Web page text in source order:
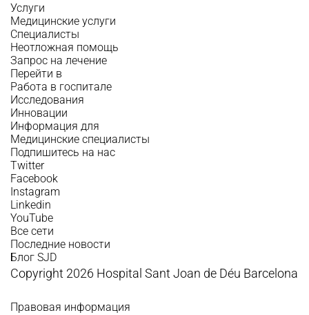
Услуги
Медицинские услуги
Специалисты
Неотложная помощь
Запрос на лечение
Перейти в
Работа в госпитале
Исследования
Инновации
Информация для
Медицинские специалисты
Подпишитесь на нас
Twitter
Facebook
Instagram
Linkedin
YouTube
Все сети
Последние новости
Блог SJD
Copyright 2026 Hospital Sant Joan de Déu Barcelona
Правовая информация